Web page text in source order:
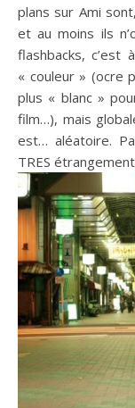
plans sur Ami
et au moins ils
flashbacks, c’est
« couleur » (ocre
plus « blanc »
film…), mais
est… aléatoire.
TRES